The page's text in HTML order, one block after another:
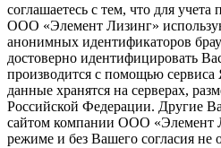
соглашаетесь с тем, что для
ООО «Элемент Лизинг»
анонимных идентификаторов
достоверно идентифицировать
производится с помощью
данные хранятся на серверах,
Российской Федерации. Другие
сайтом компании ООО «Элемент
режиме и без Вашего согласия не